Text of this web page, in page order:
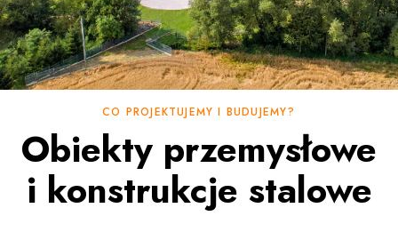
CO PROJEKTUJEMY I BUDUJEMY?
Obiekty przemysłowe
i konstrukcje stalowe